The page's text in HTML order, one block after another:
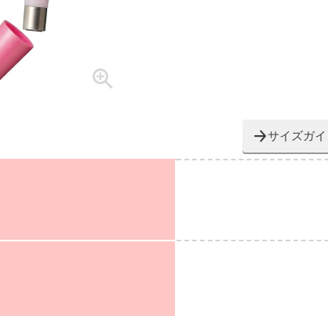
サイズガ